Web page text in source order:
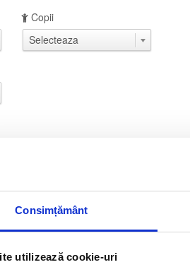
Consimțământ
utilizează cookie-uri
Copii
este setat la500m
de el pentru a modifica distanta